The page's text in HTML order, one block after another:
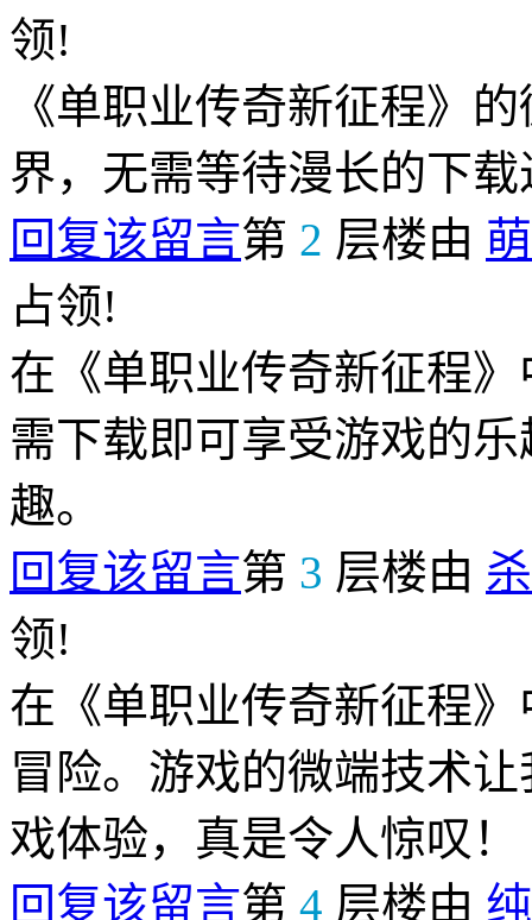
领!
《单职业传奇新征程》
界，无需等待漫长的下
回复该留言第 2 层楼由
占领!
在《单职业传奇新征程
需下载即可享受游戏的
趣。
回复该留言第 3 层楼由
领!
在《单职业传奇新征程
冒险。游戏的微端技术
戏体验，真是令人惊叹！
回复该留言第 4 层楼由